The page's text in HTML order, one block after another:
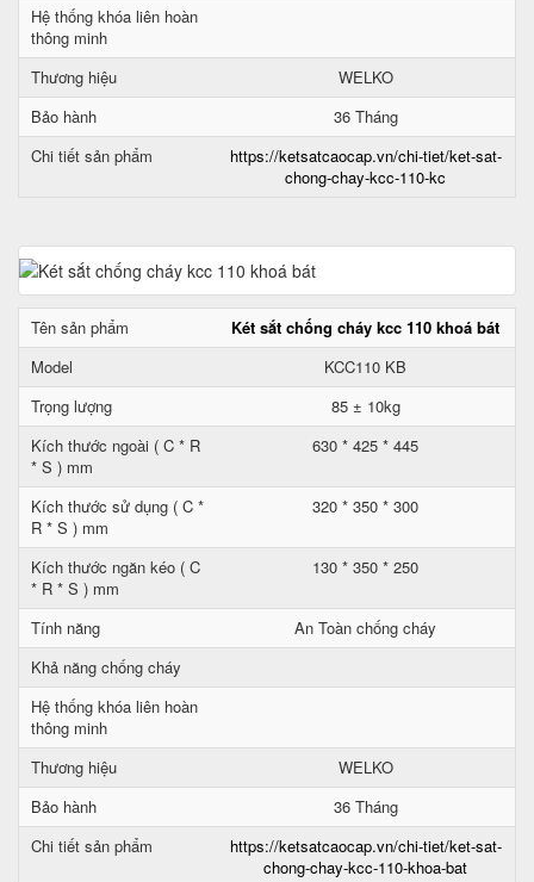
Hệ thống khóa liên hoàn
thông minh
Thương hiệu
WELKO
Bảo hành
36 Tháng
Chi tiết sản phẩm
https://ketsatcaocap.vn/chi-tiet/ket-sat-
chong-chay-kcc-110-kc
Tên sản phẩm
Két sắt chống cháy kcc 110 khoá bát
Model
KCC110 KB
Trọng lượng
85 ± 10kg
Kích thước ngoài ( C * R
* S ) mm
630 * 425 * 445
Kích thước sử dụng ( C *
R * S ) mm
320 * 350 * 300
Kích thước ngăn kéo ( C
* R * S ) mm
130 * 350 * 250
Tính năng
An Toàn chống cháy
Khả năng chống cháy
Hệ thống khóa liên hoàn
thông minh
Thương hiệu
WELKO
Bảo hành
36 Tháng
Chi tiết sản phẩm
https://ketsatcaocap.vn/chi-tiet/ket-sat-
chong-chay-kcc-110-khoa-bat